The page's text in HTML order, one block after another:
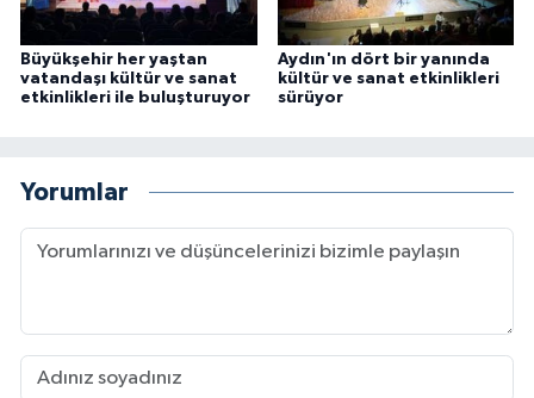
Büyükşehir her yaştan
vatandaşı kültür ve sanat
etkinlikleri ile buluşturuyor
Aydın'ın dört bir yanında
kültür ve sanat etkinlikleri
sürüyor
Yorumlar